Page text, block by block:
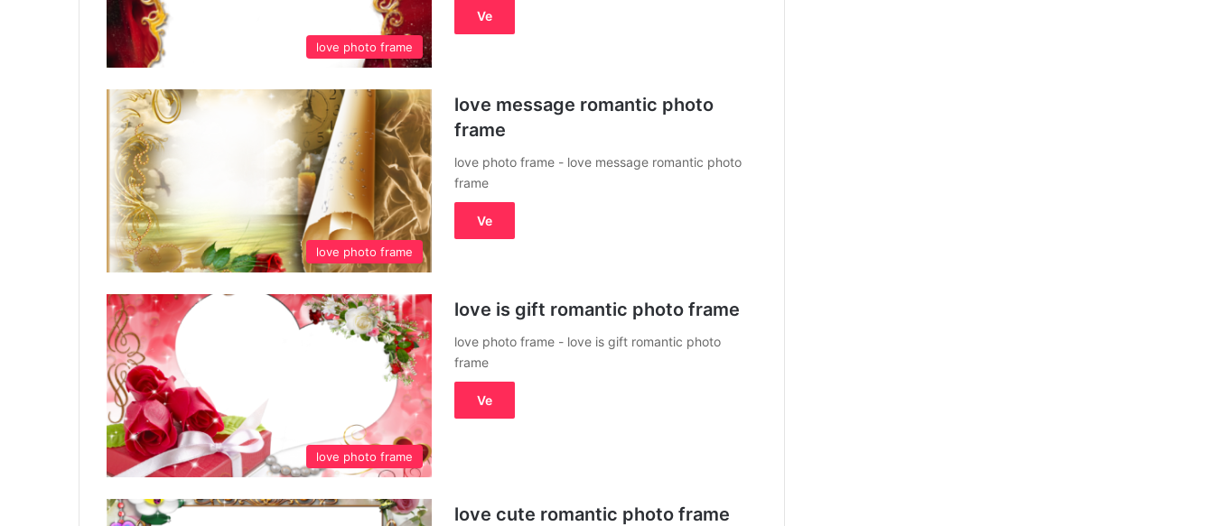
love photo frame
Ve
love photo frame
love message romantic photo
frame
love photo frame - love message romantic photo
frame
Ve
love photo frame
love is gift romantic photo frame
love photo frame - love is gift romantic photo
frame
Ve
love cute romantic photo frame